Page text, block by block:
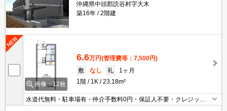
沖縄県中頭郡読谷村字大木
築16年
2階建
画像：12枚
6.6万円(管理費等：7,500円)
敷
なし 礼
1ヶ月
1階
1K 23.18m²
水道代無料・駐車場有・仲介手数料0円・保証人不要・クレジット
決済可能・人気の家具家電付き物件です(^^)/